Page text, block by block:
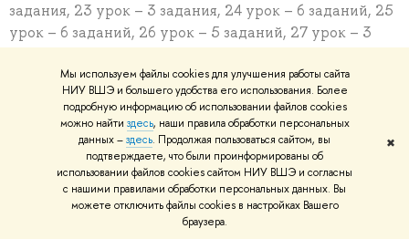
Мы используем файлы cookies для улучшения работы сайта
НИУ ВШЭ и большего удобства его использования. Более
подробную информацию об использовании файлов cookies
можно найти здесь, наши правила обработки персональных
данных –здесь. Продолжая пользоваться сайтом, вы
подтверждаете, что были проинформированы об
использовании файлов cookies сайтом НИУ ВШЭ и согласны
с нашими правилами обработки персональных данных. Вы
можете отключить файлы cookies в настройках Вашего
браузера.
✖
задания, 23 урок – 3 задания, 24 урок – 6 заданий, 25
урок – 6 заданий, 26 урок – 5 заданий, 27 урок – 3
урок – 5 заданий, 31 урок – 3 задания, 37 урок – 4
задания, 38 урок – 3 задания, 39 урок – 3 задания, 40
урок – 6 заданий, 41 урок – 2 задания, 42 урок – 2
задания, 43 урок – 1 задание, 44 урок – 1 задание, 45
урок – 3 задания.
Сквозной проект к р. (урокам) 6, 33, 46. Финальный ск.пр.
по 3 частям: Python, МО, Deep Learning.